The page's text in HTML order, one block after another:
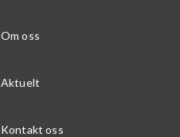
Om oss
Aktuelt
Kontakt oss